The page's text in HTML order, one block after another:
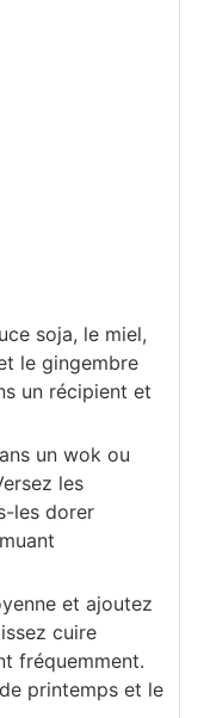
soja, le miel,
le gingembre
un récipient et
un wok ou
les
les dorer
et ajoutez
cuire
fréquemment.
printemps et le